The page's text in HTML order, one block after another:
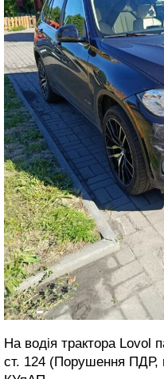
На водія трактора Lovol
ст. 124 (Порушення